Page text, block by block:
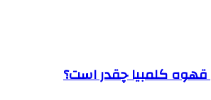
قهوه کلمبیا چقدر است؟